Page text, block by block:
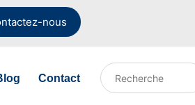
nous
Contact